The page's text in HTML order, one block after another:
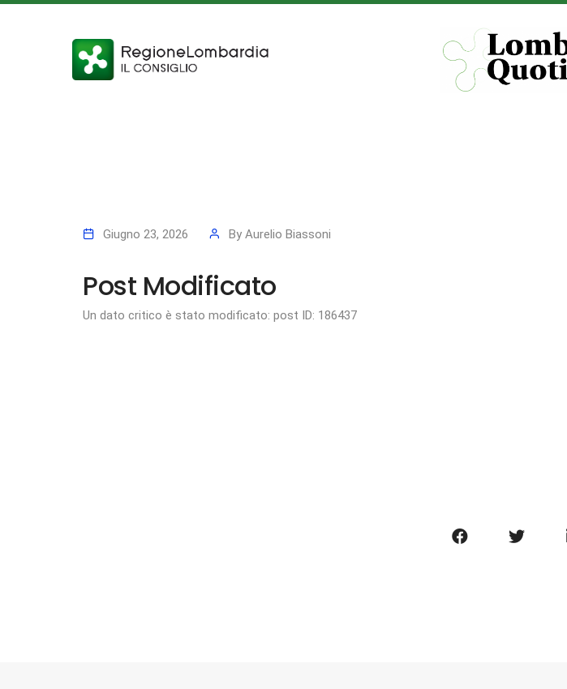
Giugno 23, 2026 By Aurelio Biassoni
Post Modificato
Un dato critico è stato modificato: post ID: 186437